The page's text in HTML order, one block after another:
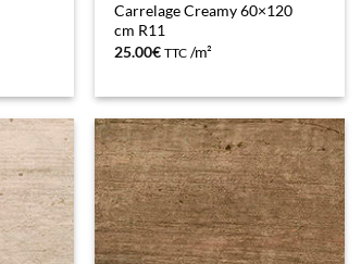
Carrelage Creamy 60×120
cm R11
25.00€ TTC /m²